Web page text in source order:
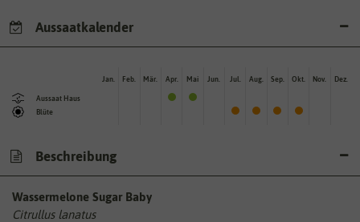
Aussaatkalender
Aussaat Haus
Blüte
Jan. Feb. Mär. Apr. Mai Jun. Jul. Aug. Sep. Okt. Nov. Dez.
Beschreibung
Wassermelone Sugar Baby
Citrullus lanatus